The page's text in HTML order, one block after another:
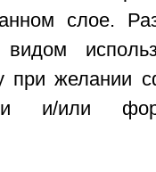
слое.
при желании
и/или